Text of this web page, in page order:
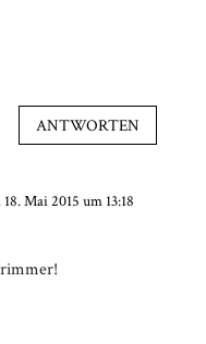
ANTWORTEN
18. Mai 2015 um 13:18